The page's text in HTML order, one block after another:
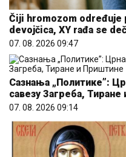
Čiji hromozom određuje
devojčica, XY rađa se
07. 08. 2026 09:47
Сазнања „Политике”:
савезу Загреба,
07. 08. 2026 09:14